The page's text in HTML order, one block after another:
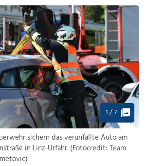
1 / 7
sichern das verunfallte Auto am
in Linz-Urfahr. (Fotocredit: Team